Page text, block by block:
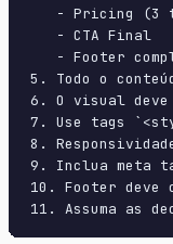
- Pricing (3
   - CTA Final
- Footer
5. Todo o
6. O visual deve
7. Use tags
8.
9. Inclua meta
10. Footer deve
11. Assuma as